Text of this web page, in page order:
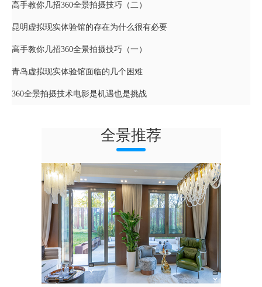
高手教你几招360全景拍摄技巧（二）
昆明虚拟现实体验馆的存在为什么很有必要
高手教你几招360全景拍摄技巧（一）
青岛虚拟现实体验馆面临的几个困难
360全景拍摄技术电影是机遇也是挑战
全景推荐